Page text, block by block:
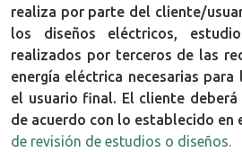
realiza por parte del cliente/
los diseños eléctricos,
realizados por terceros de las
energía eléctrica necesarias
el usuario final. El cliente
de acuerdo con lo establecido en
de revisión de estudios o diseños.